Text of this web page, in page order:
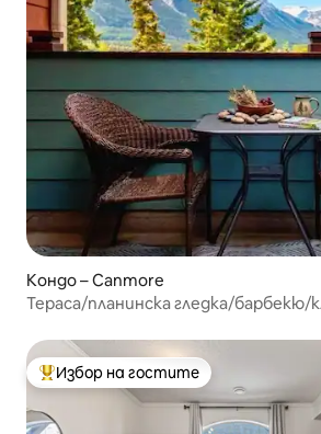
Кондо – Canmore
Тераса/планинска гледка/
Най-популярен избор на гостите
Избор на гостите